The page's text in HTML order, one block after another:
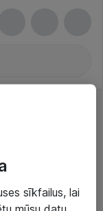
sīkfailus, lai